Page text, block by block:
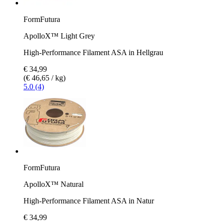
FormFutura
ApolloX™ Light Grey
High-Performance Filament ASA in Hellgrau
€ 34,99
(€ 46,65 / kg)
5.0 (4)
FormFutura
ApolloX™ Natural
High-Performance Filament ASA in Natur
€ 34,99